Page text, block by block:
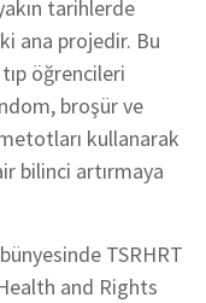
tarihlerde
ana projedir. Bu
öğrencileri
broşür ve
kullanarak
bilinci artırmaya
TSRHRT
and Rights